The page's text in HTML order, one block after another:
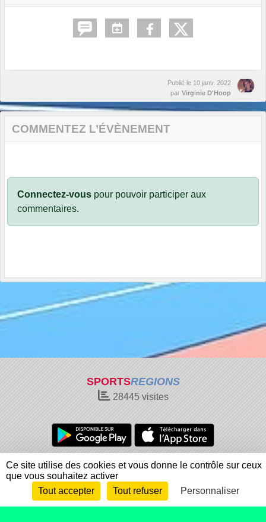
Publié le 10 janv. 2022
par Virginie D'Hoop
COMMENTEZ L’ÉVÈNEMENT
Connectez-vous pour pouvoir participer aux
commentaires.
SPORTSREGIONS
28445visites
Charte cookies
Gestion des cookies
Informations légales
Signaler un contenu inapproprié
Envie de participer ?
Connexion
Ce site utilise des cookies et vous donne le contrôle sur ceux
que vous souhaitez activer
Tout accepter
Tout refuser Personnaliser